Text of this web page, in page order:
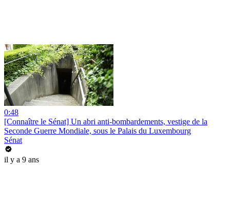
0:48
[Connaître le Sénat] Un abri anti-bombardements, vestige de la
Seconde Guerre Mondiale, sous le Palais du Luxembourg
Sénat
il y a 9 ans